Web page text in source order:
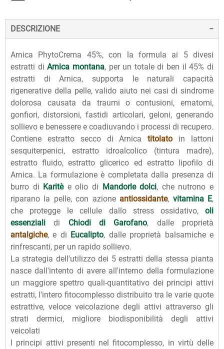
DESCRIZIONE
Arnica PhytoCrema 45%, con la formula ai 5 divesi
estratti diArnica montana, per un totale di ben il 45% di
estratti di Arnica, supporta le naturali capacità
rigenerative della pelle, valido aiuto nei casi di sindrome
dolorosa causata da traumi o contusioni, ematomi,
gonfiori, distorsioni, fastidi articolari, geloni, generando
sollievo e benessere e coadiuvando i processi di recupero.
Contiene estratto secco di Arnicatitolato in lattoni
sesquiterpenici, estratto idroalcolico (tintura madre),
estratto fluido, estratto glicerico ed estratto lipofilo di
Arnica. La formulazione è completata dalla presenza di
burro di Karitèe olio di Mandorle dolci, che nutrono e
riparano la pelle, con azione antiossidante, vitamina E,
che protegge le cellule dallo stress ossidativo, oli
essenziali di Chiodi di Garofano, dalle proprietà
antalgiche, e di Eucalipto, dalle proprietà balsamiche e
rinfrescanti, per un rapido sollievo.
La strategia dell'utilizzo dei 5 estratti della stessa pianta
nasce dall'intento di avere all'interno della formulazione
un maggiore spettro quali-quantitativo dei principi attivi
estratti, l'intero fitocomplesso distribuito tra le varie quote
estrattive, veloce veicolazione degli attivi attraverso gli
strati dermici, migliore biodisponibilità degli attivi
veicolati
I principi attivi presenti nel fitocomplesso, in virtù delle